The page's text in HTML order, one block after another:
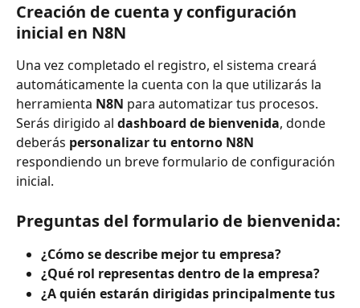
Creación de cuenta y configuración
inicial en N8N
Una vez completado el registro, el sistema creará
automáticamente la cuenta con la que utilizarás la
herramienta N8N para automatizar tus procesos.
Serás dirigido al dashboard de bienvenida, donde
deberás personalizar tu entorno N8N
respondiendo un breve formulario de configuración
inicial.
Preguntas del formulario de bienvenida:
¿Cómo se describe mejor tu empresa?
¿Qué rol representas dentro de la empresa?
¿A quién estarán dirigidas principalmente tus